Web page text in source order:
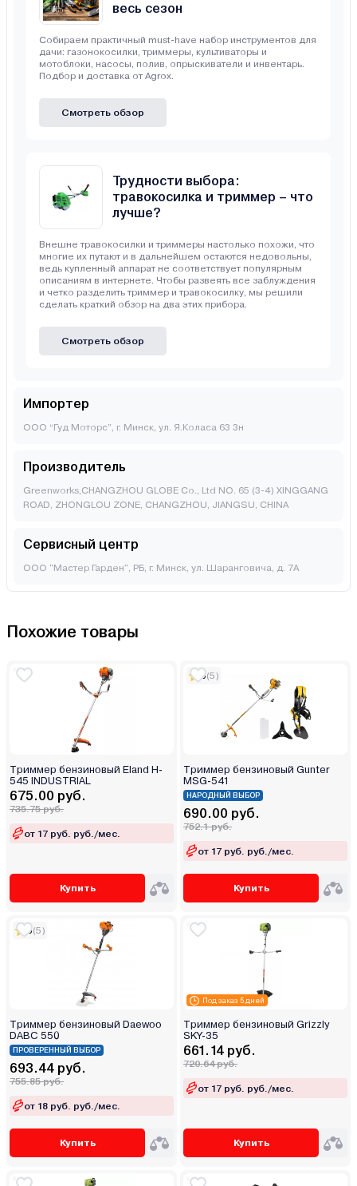
весь сезон
Собираем практичный must-have набор инструментов для
дачи: газонокосилки, триммеры, культиваторы и
мотоблоки, насосы, полив, опрыскиватели и инвентарь.
Подбор и доставка от Agrox.
Смотреть обзор
Трудности выбора:
травокосилка и триммер – что
лучше?
Внешне травокосилки и триммеры настолько похожи, что
многие их путают и в дальнейшем остаются недовольны,
ведь купленный аппарат не соответствует популярным
описаниям в интернете. Чтобы развеять все заблуждения
и четко разделить триммер и травокосилку, мы решили
сделать краткий обзор на два этих прибора.
Смотреть обзор
Импортер
ООО “Гуд Моторс”, г. Минск, ул. Я.Коласа 63 3н
Производитель
Greenworks,CHANGZHOU GLOBE Co., Ltd NO. 65 (3-4) XINGGANG
ROAD, ZHONGLOU ZONE, CHANGZHOU, JIANGSU, CHINA
Сервисный центр
ООО "Мастер Гарден", РБ, г. Минск, ул. Шаранговича, д. 7А
Похожие товары
Триммер бензиновый Eland H-
545 INDUSTRIAL
675.00 руб.
735.75 руб.
от 17 руб. руб./мес.
Купить
5(5)
Триммер бензиновый Gunter
MSG-541
НАРОДНЫЙ ВЫБОР
690.00 руб.
752.1 руб.
от 17 руб. руб./мес.
Купить
5(5)
Триммер бензиновый Daewoo
DABC 550
ПРОВЕРЕННЫЙ ВЫБОР
693.44 руб.
755.85 руб.
от 18 руб. руб./мес.
Купить
Под заказ 5 дней
Триммер бензиновый Grizzly
SKY-35
661.14 руб.
720.64 руб.
от 17 руб. руб./мес.
Купить